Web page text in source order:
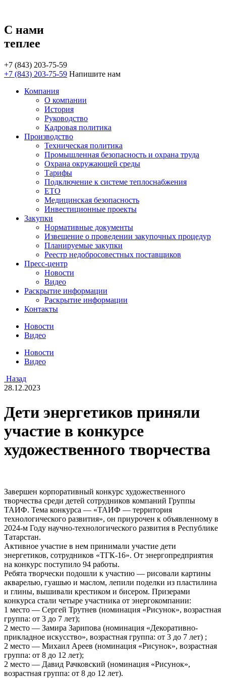
С нами
теплее
+7 (843) 203-75-59
+7 (843) 203-75-59 Напишите нам
Компания
О компании
История
Руководство
Кадровая политика
Производство
Техническая политика
Промышленная безопасность и охрана труда
Охрана окружающей среды
Тарифы
Подключение к системе теплоснабжения
ЕТО
Медицинская безопасность
Инвестиционные проекты
Закупки
Нормативные документы
Извещение о проведении закупочных процедур
Планируемые закупки
Реестр недобросовестных поставщиков
Пресс-центр
Новости
Видео
Раскрытие информации
Раскрытие информации
Контакты
Новости
Видео
Новости
Видео
Назад
28.12.2023
Дети энергетиков приняли
участие в конкурсе
художественного творчества
Завершен корпоративный конкурс художественного
творчества среди детей сотрудников компаний Группы
ТАИФ. Тема конкурса — «ТАИФ — территория
технологического развития», он приурочен к объявленному в
2024-м Году научно-технологического развития в Республике
Татарстан.
Активное участие в нем принимали участие дети
энергетиков, сотрудников «ТГК-16». От энергопредприятия
на конкурс поступило 94 работы.
Ребята творчески подошли к участию — рисовали картины
акварелью, гуашью и маслом, лепили поделки из пластилина
и глины, вышивали крестиком и бисером. Призерами
конкурса стали четыре участника от энергокомпании:
1 место — Сергей Трутнев (номинация «Рисунок», возрастная
группа: от 3 до 7 лет);
2 место — Замира Зарипова (номинация «Декоративно-
прикладное искусство», возрастная группа: от 3 до 7 лет) ;
2 место — Михаил Ареев (номинация «Рисунок», возрастная
группа: от 8 до 12 лет);
2 место — Давид Рачковский (номинация «Рисунок»,
возрастная группа: от 8 до 12 лет).